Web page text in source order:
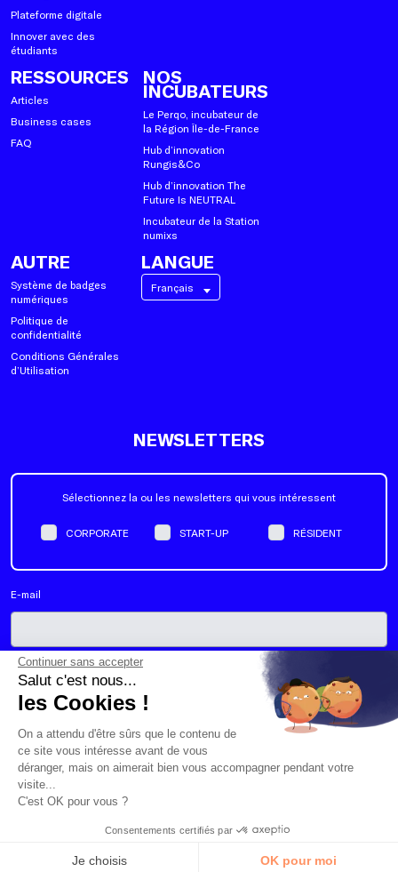
Plateforme digitale
Innover avec des
étudiants
RESSOURCES
Articles
Business cases
FAQ
NOS
INCUBATEURS
Le Perqo, incubateur de
la Région Île-de-France
Hub d’innovation
Rungis&Co
Hub d’innovation The
Future Is NEUTRAL
Incubateur de la Station
numixs
AUTRE
Système de badges
numériques
Politique de
confidentialité
Conditions Générales
d’Utilisation
LANGUE
Français
NEWSLETTERS
Sélectionnez la ou les newsletters qui vous intéressent
CORPORATE START-UP RÉSIDENT
E-mail
Oui, j'accepte de recevoir la newsletter de Schoolab. Je peux me
désabonner de la liste d'envoi à tout moment.
© 2026 • TOUS DROITS RÉSERVÉS
Continuer sans accepter
Salut c'est nous...
les Cookies !
On a attendu d'être sûrs que le contenu de
ce site vous intéresse avant de vous
déranger, mais on aimerait bien vous accompagner pendant votre
visite...
C'est OK pour vous ?
Consentements certifiés par
Je choisis OK pour moi